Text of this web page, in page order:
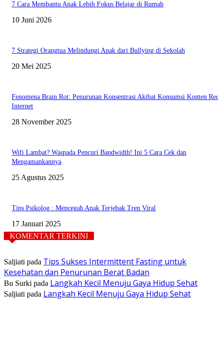
7 Cara Membantu Anak Lebih Fokus Belajar di Rumah
10 Juni 2026
7 Strategi Orangtua Melindungi Anak dari Bullying di Sekolah
20 Mei 2025
Fenomena Brain Rot: Penurunan Konsentrasi Akibat Konsumsi Konten
Internet
28 November 2025
Wifi Lambat? Waspada Pencuri Bandwidth! Ini 5 Cara Cek dan
Mengamankannya
25 Agustus 2025
Tips Psikolog : Mencegah Anak Terjebak Tren Viral
17 Januari 2025
KOMENTAR TERKINI
Saljiati pada Tips Sukses Intermittent Fasting untuk
Kesehatan dan Penurunan Berat Badan
Bu Surki pada Langkah Kecil Menuju Gaya Hidup Sehat
Saljiati pada Langkah Kecil Menuju Gaya Hidup Sehat